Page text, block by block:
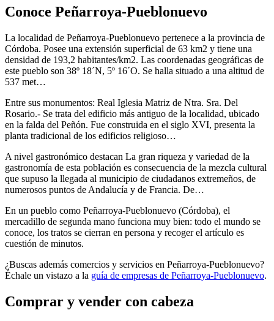
Conoce Peñarroya-Pueblonuevo
La localidad de Peñarroya-Pueblonuevo pertenece a la provincia de
Córdoba. Posee una extensión superficial de 63 km2 y tiene una
densidad de 193,2 habitantes/km2. Las coordenadas geográficas de
este pueblo son 38º 18´N, 5º 16´O. Se halla situado a una altitud de
537 met…
Entre sus monumentos: Real Iglesia Matriz de Ntra. Sra. Del
Rosario.- Se trata del edificio más antiguo de la localidad, ubicado
en la falda del Peñón. Fue construida en el siglo XVI, presenta la
planta tradicional de los edificios religioso…
A nivel gastronómico destacan La gran riqueza y variedad de la
gastronomía de esta población es consecuencia de la mezcla cultural
que supuso la llegada al municipio de ciudadanos extremeños, de
numerosos puntos de Andalucía y de Francia. De…
En un pueblo como Peñarroya-Pueblonuevo (Córdoba), el
mercadillo de segunda mano funciona muy bien: todo el mundo se
conoce, los tratos se cierran en persona y recoger el artículo es
cuestión de minutos.
¿Buscas además comercios y servicios en Peñarroya-Pueblonuevo?
Échale un vistazo a la guía de empresas de Peñarroya-Pueblonuevo.
Comprar y vender con cabeza